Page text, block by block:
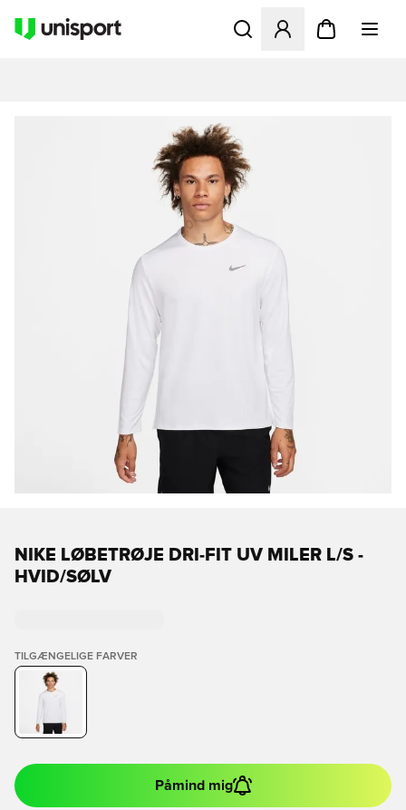
Åbner en Modal til at
NIKE LØBETRØJE DRI-FIT UV MILER L/S -
HVID/SØLV
TILGÆNGELIGE FARVER
Påmind mig